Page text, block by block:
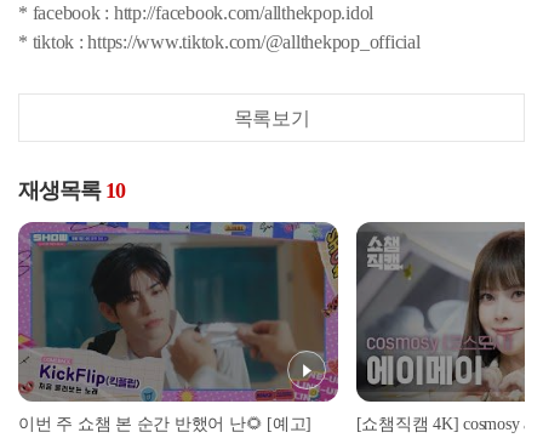
* facebook : http://facebook.com/allthekpop.idol
* tiktok : https://www.tiktok.com/@allthekpop_official
목록보기
재생목록 10
이번 주 쇼챔 본 순간 반했어 난🌻 [예고]